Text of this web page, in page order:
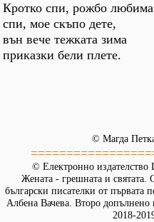
Кротко спи, рожбо
спи, мое скъпо дете,
вън вече тежката зима
приказки бели плете.
© Магда
© Електронно издателство
Жената - грешната и святата.
български писателки от първата
Албена Вачева. Второ
2018-